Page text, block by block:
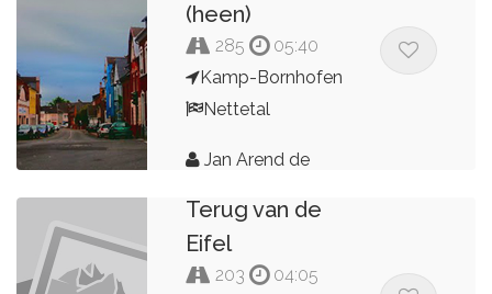
(heen)
285
05:40
Kamp-Bornhofen
Nettetal
Jan Arend de
Terug van de
Eifel
203
04:05